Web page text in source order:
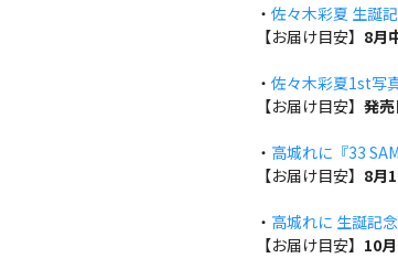
・ 佐々木彩夏 生誕
【お届け目安】 8月
・ 佐々木彩夏1st写
【お届け目安】 発
・ 高城れに『33
【お届け目安】 8月
・ 高城れに 生誕記
【お届け目安】 10